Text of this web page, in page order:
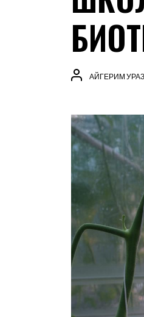
АЙГЕРИМ